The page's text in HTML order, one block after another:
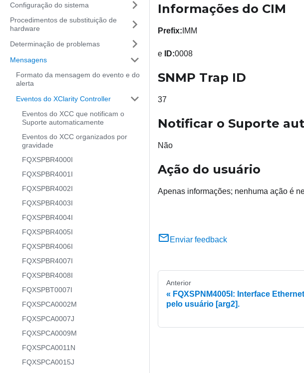
Configuração do sistema
Procedimentos de substituição de
hardware
Determinação de problemas
Mensagens
Formato da mensagem do evento e do
alerta
Eventos do XClarity Controller
Eventos do XCC que notificam o
Suporte automaticamente
Eventos do XCC organizados por
gravidade
FQXSPBR4000I
FQXSPBR4001I
FQXSPBR4002I
FQXSPBR4003I
FQXSPBR4004I
FQXSPBR4005I
FQXSPBR4006I
FQXSPBR4007I
FQXSPBR4008I
FQXSPBT0007I
FQXSPCA0002M
FQXSPCA0007J
FQXSPCA0009M
FQXSPCA0011N
FQXSPCA0015J
Informações do CIM
Prefix: IMM
e ID:0008
SNMP Trap ID
37
Notificar o Suporte
Não
Ação do usuário
Apenas informações; nenhuma ação é
Enviar feedback
Anterior
FQXSPNM4005I: Interface
pelo usuário [arg2].